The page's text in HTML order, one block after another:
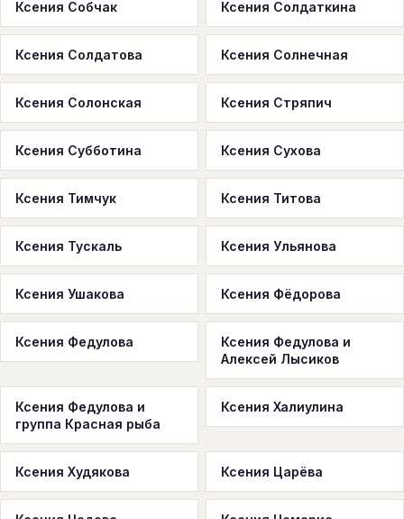
Ксения Собчак Ксения Солдаткина
Ксения Солдатова Ксения Солнечная
Ксения Солонская Ксения Стряпич
Ксения Субботина Ксения Сухова
Ксения Тимчук Ксения Титова
Ксения Тускаль Ксения Ульянова
Ксения Ушакова Ксения Фёдорова
Ксения Федулова
Ксения Федулова и
Алексей Лысиков
Ксения Федулова и
группа Красная рыба
Ксения Халиулина
Ксения Худякова Ксения Царёва